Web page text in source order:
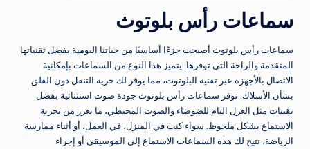
سماعات رأس بلوتوث
سماعات رأس بلوتوث أصبحت جزءًا أساسيًا من حياتنا اليومية بفضل تقنياتها
المتقدمة والراحة التي توفرها. يتميز هذا النوع من السماعات بإمكانية
الاتصال بالأجهزة عبر تقنية البلوتوث، مما يوفر لك حرية التنقل دون القلق
بشأن الأسلاك. توفر سماعات رأس بلوتوث جودة صوت استثنائية بفضل
تقنيات مثل العزل التام للضوضاء والصوت المحيطي، ما يعزز من تجربة
الاستماع بشكل ملحوظ. سواء كنت في المنزل، في العمل، أو أثناء ممارسة
الرياضة، تتيح لك هذه السماعات الاستماع إلى الموسيقى أو إجراء